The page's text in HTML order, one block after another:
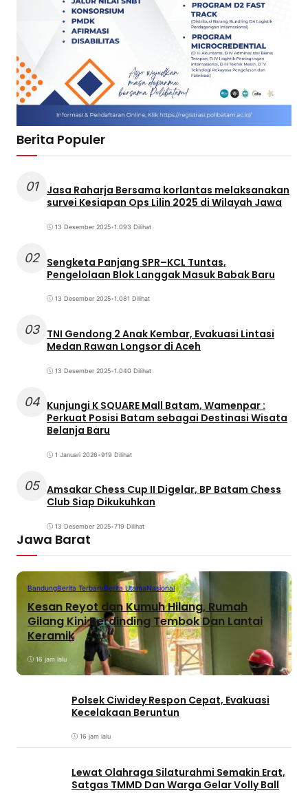
Berita Populer
01
Jasa Raharja Bersama korlantas melaksanakan
survei Kesiapan Ops Lilin 2025 di Wilayah Jawa
13 Desember 2025•1.093 Dilihat
02 Sengketa Panjang SPR–KCL Tuntas,
Pengelolaan Blok Langgak Masuk Babak Baru
13 Desember 2025•1.081 Dilihat
03 TNI Gendong 2 Anak Kembar, Evakuasi Lintasi
Medan Rawan Longsor di Aceh
13 Desember 2025•1.040 Dilihat
04 Kunjungi K SQUARE Mall Batam, Wamenpar :
Perkuat Posisi Batam sebagai Destinasi Wisata
Belanja Baru
1 Januari 2026•919 Dilihat
05 Amsakar Chess Cup II Digelar, BP Batam Chess
Club Siap Dikukuhkan
13 Desember 2025•719 Dilihat
Jawa Barat
BandungBerita TerbaruBerita UtamaNasional
Kesan Reyot dan Kumuh Hilang, Rumah
Gilang Kini Berdinding Tembok Dan Lantai
Keramik
16 jam lalu
Polsek Ciwidey Respon Cepat, Evakuasi
Kecelakaan Beruntun
16 jam lalu
Lewat Olahraga Silaturahmi Semakin Erat,
Satgas TMMD Dan Warga Gelar Volly Ball